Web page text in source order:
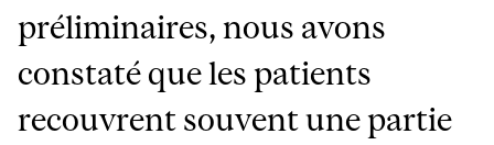
préliminaires, nous avons
constaté que les patients
recouvrent souvent une partie